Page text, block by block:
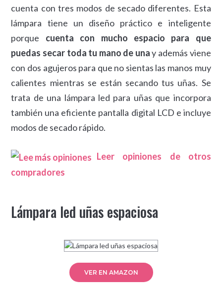
cuenta con tres modos de secado diferentes. Esta
lámpara tiene un diseño práctico e inteligente
porque cuenta con mucho espacio para que
puedas secar toda tu mano de unay además viene
con dos agujeros para que no sientas las manos muy
calientes mientras se están secando tus uñas. Se
trata de una lámpara led para uñas que incorpora
también una eficiente pantalla digital LCD e incluye
modos de secado rápido.
Leer opiniones de otros
compradores
Lámpara led uñas espaciosa
VER EN AMAZON